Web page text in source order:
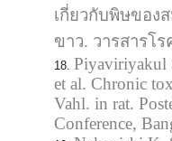
เกี่ยวกับพิษของ
ขาว. วารสารโร
Piyaviriyakul
et al. Chronic
Vahl. in rat.
Conference,